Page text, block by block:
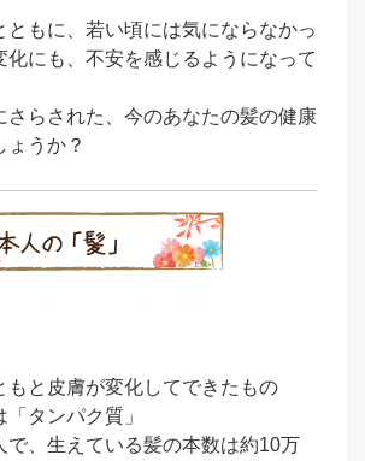
ともに、若い頃には気にならなかっ
化にも、不安を感じるようになって
さらされた、今のあなたの髪の健康
ょうか？
もと皮膚が変化してできたもの
「タンパク質」
で、生えている髪の本数は約10万